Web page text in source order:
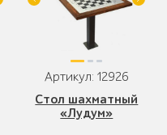
Артикул: 12926
Стол шахматный
«Лудум»